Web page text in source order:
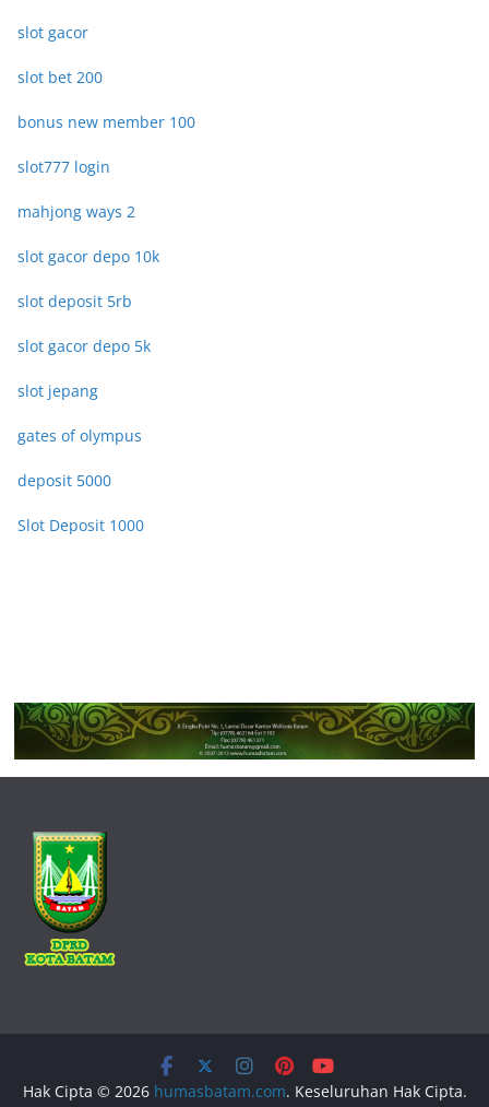
slot gacor
slot bet 200
bonus new member 100
slot777 login
mahjong ways 2
slot gacor depo 10k
slot deposit 5rb
slot gacor depo 5k
slot jepang
gates of olympus
deposit 5000
Slot Deposit 1000
Hak Cipta © 2026 humasbatam.com. Keseluruhan Hak Cipta.